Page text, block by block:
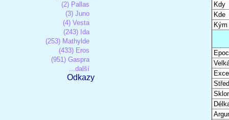
(2) Pallas
(3) Juno
(4) Vesta
(243) Ida
(253) Mathylde
(433) Eros
(951) Gaspra
...další
Odkazy
Kdy
Kde
Kým